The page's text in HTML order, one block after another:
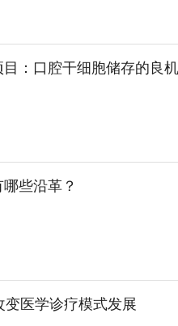
：口腔干细胞储存的良机
些沿革？
医学诊疗模式发展